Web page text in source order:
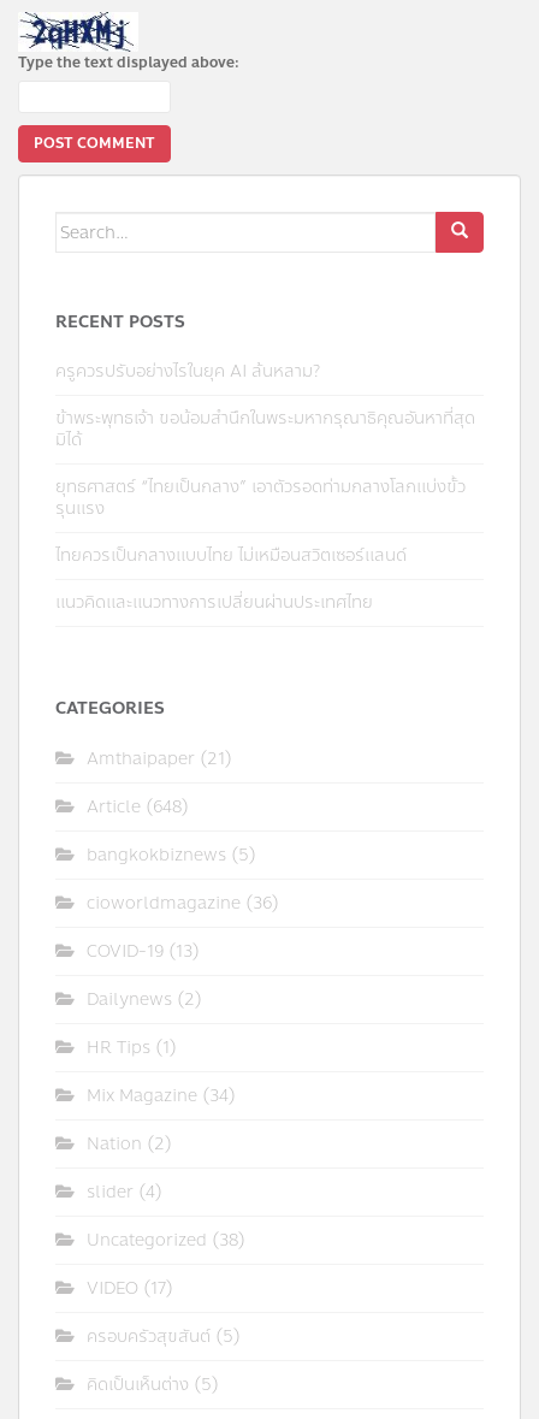
Type the text displayed above:
Search
for:
RECENT POSTS
ครูควรปรับอย่างไรในยุค AI ล้นหลาม?
ข้าพระพุทธเจ้า ขอน้อมสำนึกในพระมหากรุณาธิคุณอันหาที่สุด
มิได้
ยุทธศาสตร์ “ไทยเป็นกลาง” เอาตัวรอดท่ามกลางโลกแบ่งขั้ว
รุนแรง
ไทยควรเป็นกลางแบบไทย ไม่เหมือนสวิตเซอร์แลนด์
แนวคิดและแนวทางการเปลี่ยนผ่านประเทศไทย
CATEGORIES
Amthaipaper (21)
Article (648)
bangkokbiznews (5)
cioworldmagazine (36)
COVID-19 (13)
Dailynews (2)
HR Tips (1)
Mix Magazine (34)
Nation (2)
slider (4)
Uncategorized (38)
VIDEO (17)
ครอบครัวสุขสันต์ (5)
คิดเป็นเห็นต่าง (5)